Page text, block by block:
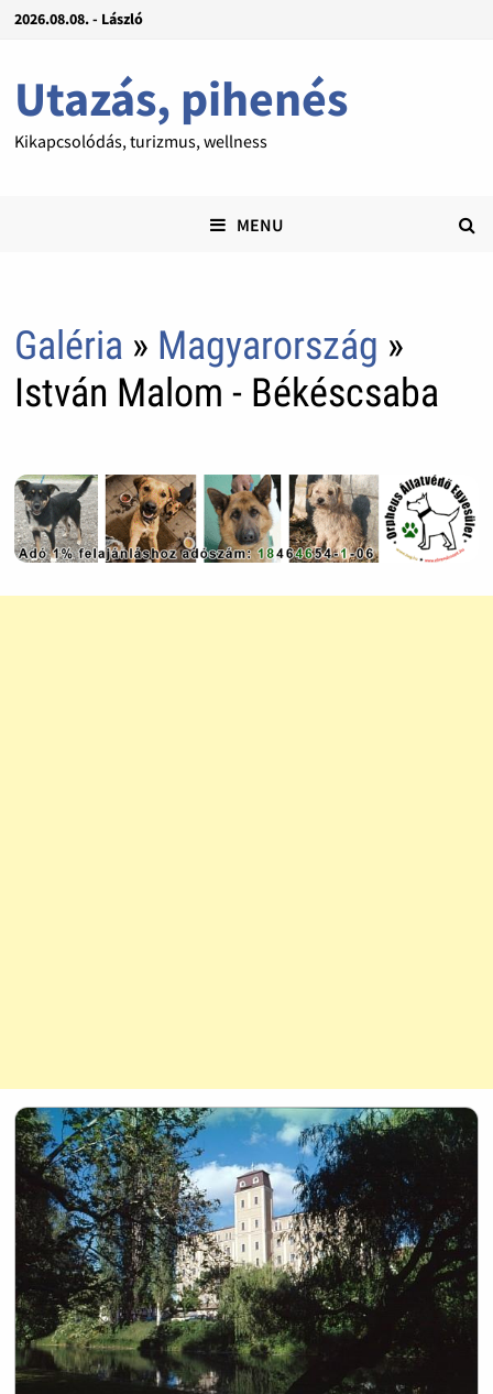
2026.08.08. - László
Utazás, pihenés
Kikapcsolódás, turizmus, wellness
MENU
Galéria » Magyarország »
István Malom - Békéscsaba